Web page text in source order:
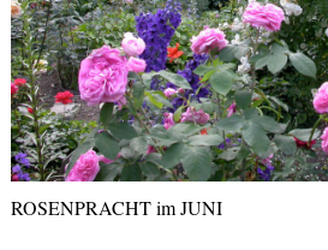
ROSENPRACHT im JUNI